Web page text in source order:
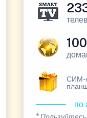
100
СИМ-
по